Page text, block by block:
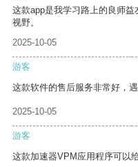
这款app是我学习路上的良师
视野。
2025-10-05
游客
这款软件的售后服务非常好，
2025-10-05
游客
这款加速器VPM应用程序可以